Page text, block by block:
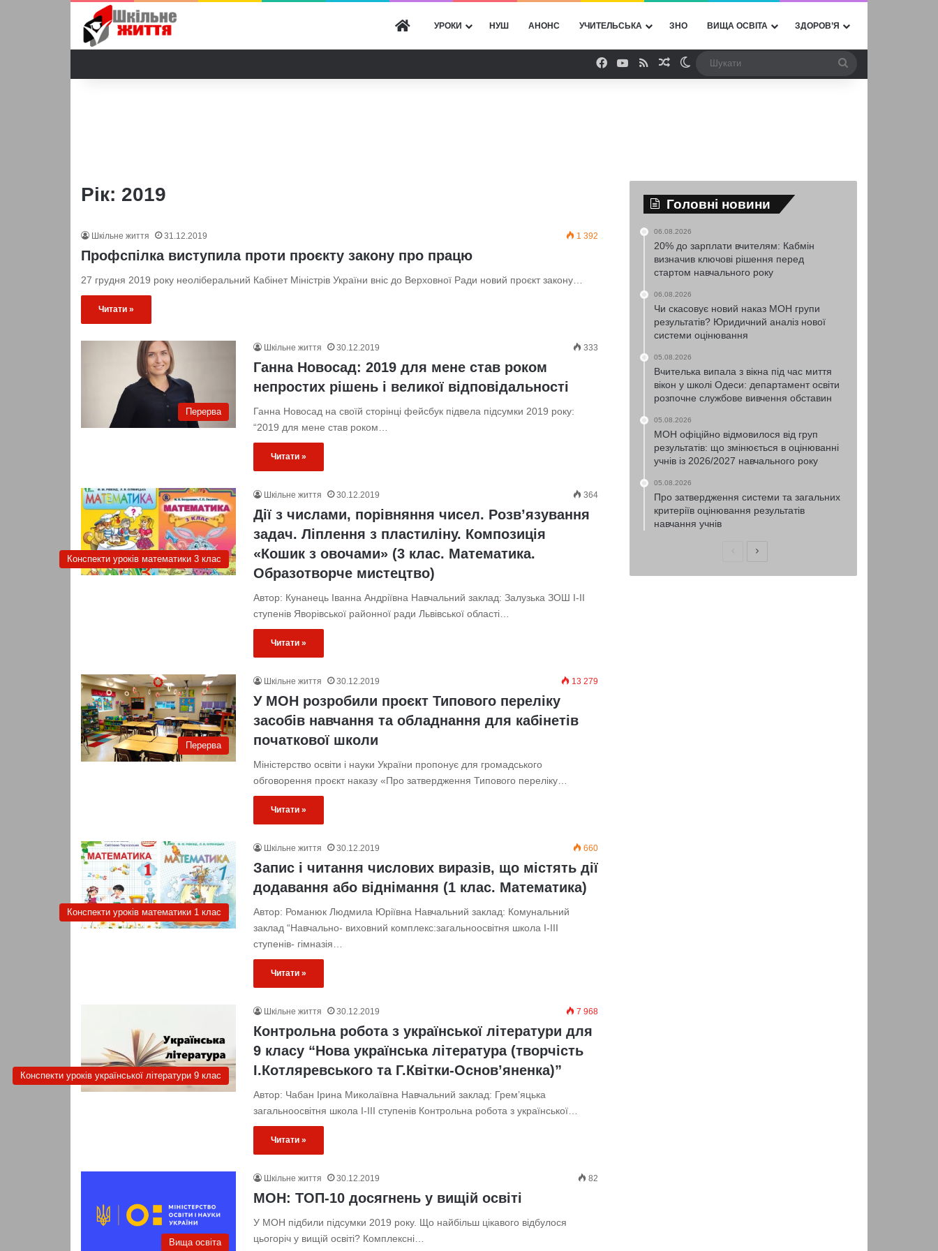
ГОЛОВНА
УРОКИ НУШ АНОНС УЧИТЕЛЬСЬКА ЗНО ВИЩА ОСВІТА ЗДОРОВ’Я
Facebook
YouTube
RSSВипадкова стаття
Switch skin
Рік: 2019
Шкільне життя 31.12.2019 1 392
Профспілка виступила проти проєкту закону про працю
27 грудня 2019 року неоліберальний Кабінет Міністрів України вніс до Верховної Ради новий проєкт закону…
Читати »
Перерва
Шкільне життя 30.12.2019 333
Ганна Новосад: 2019 для мене став роком
непростих рішень і великої відповідальності
Ганна Новосад на своїй сторінці фейсбук підвела підсумки 2019 року:
“2019 для мене став роком…
Читати »
Конспекти уроків математики 3 клас
Шкільне життя 30.12.2019 364
Дії з числами, порівняння чисел. Розв’язування
задач. Ліплення з пластиліну. Композиція
«Кошик з овочами» (3 клас. Математика.
Образотворче мистецтво)
Автор: Кунанець Іванна Андріївна Навчальний заклад: Залузька ЗОШ І-ІІ
ступенів Яворівської районної ради Львівської області…
Читати »
Перерва
Шкільне життя 30.12.2019 13 279
У МОН розробили проєкт Типового переліку
засобів навчання та обладнання для кабінетів
початкової школи
Міністерство освіти і науки України пропонує для громадського
обговорення проєкт наказу «Про затвердження Типового переліку…
Читати »
Конспекти уроків математики 1 клас
Шкільне життя 30.12.2019 660
Запис і читання числових виразів, що містять дії
додавання або віднімання (1 клас. Математика)
Автор: Романюк Людмила Юріївна Навчальний заклад: Комунальний
заклад “Навчально- виховний комплекс:загальноосвітня школа І-ІІІ
ступенів- гімназія…
Читати »
Конспекти уроків української літератури 9 клас
Шкільне життя 30.12.2019 7 968
Контрольна робота з української літератури для
9 класу “Нова українська література (творчість
І.Котляревського та Г.Квітки-Основ’яненка)”
Автор: Чабан Ірина Миколаївна Навчальний заклад: Грем’яцька
загальноосвітня школа І-ІІІ ступенів Контрольна робота з української…
Читати »
Вища освіта
Шкільне життя 30.12.2019 82
МОН: ТОП-10 досягнень у вищій освіті
У МОН підбили підсумки 2019 року. Що найбільш цікавого відбулося
цьогоріч у вищій освіті? Комплексні…
Головні новини
06.08.2026
20% до зарплати вчителям: Кабмін
визначив ключові рішення перед
стартом навчального року
06.08.2026
Чи скасовує новий наказ МОН групи
результатів? Юридичний аналіз нової
системи оцінювання
05.08.2026
Вчителька випала з вікна під час миття
вікон у школі Одеси: департамент освіти
розпочне службове вивчення обставин
05.08.2026
МОН офіційно відмовилося від груп
результатів: що змінюється в оцінюванні
учнів із 2026/2027 навчального року
05.08.2026
Про затвердження системи та загальних
критеріїв оцінювання результатів
навчання учнів
ПопередняНаступна